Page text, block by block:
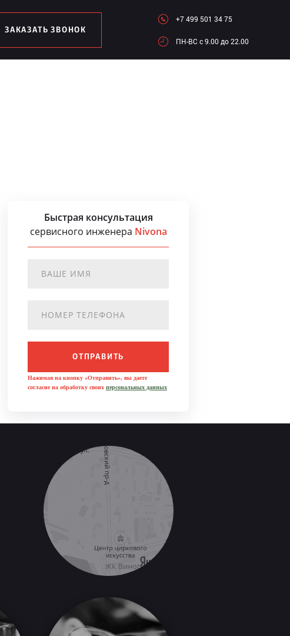
ЗАКАЗАТЬ ЗВОНОК
+7 499 501 34 75
ПН-ВC c 9.00 до 22.00
Быстрая консультация
сервисного инженера Nivona
ОТПРАВИТЬ
Нажимая на кнопку «Отправить», вы даете
согласие на обработку своих персональных данных